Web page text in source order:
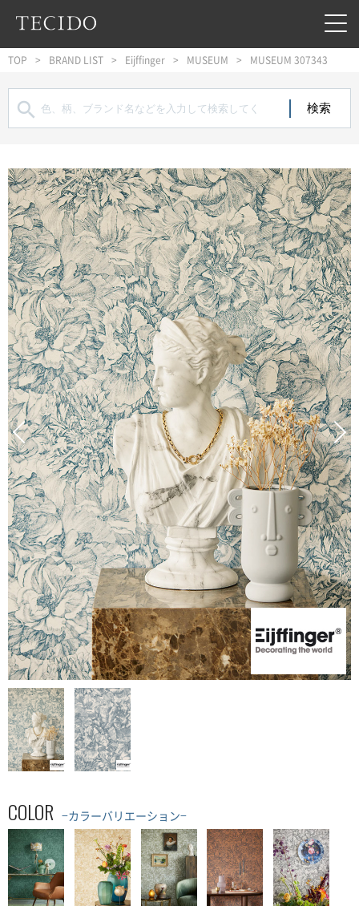
フッターへジャンプ
TOP BRAND LIST Eijffinger MUSEUM MUSEUM 307343

COLOR −カラーバリエーション−